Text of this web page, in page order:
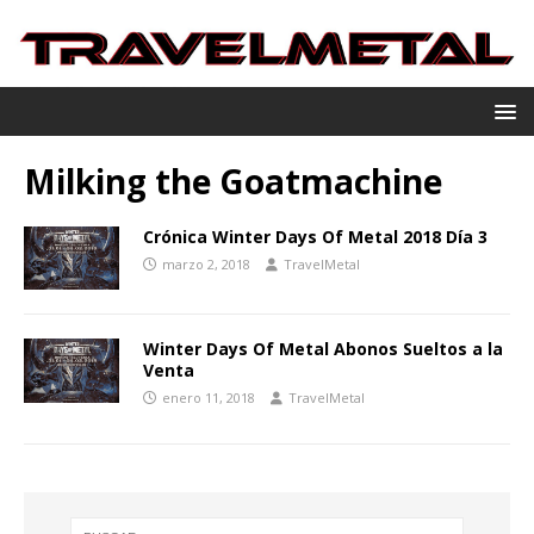
Milking the Goatmachine
Crónica Winter Days Of Metal 2018 Día 3
marzo 2, 2018 TravelMetal
Winter Days Of Metal Abonos Sueltos a la
Venta
enero 11, 2018 TravelMetal